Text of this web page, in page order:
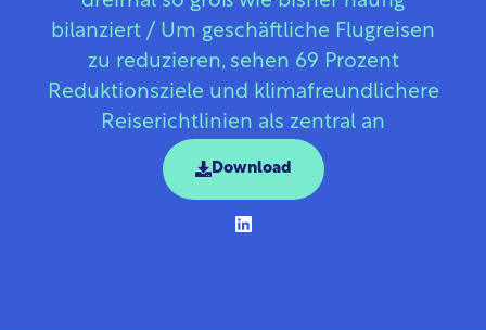
bilanziert / Um geschäftliche Flugreisen
zu reduzieren, sehen 69 Prozent
Reduktionsziele und klimafreundlichere
Reiserichtlinien als zentral an
Download